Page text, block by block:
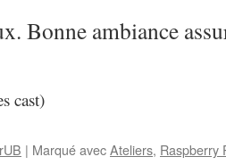
Bonne ambiance
cast)
| Marqué avecAteliers, Raspberry